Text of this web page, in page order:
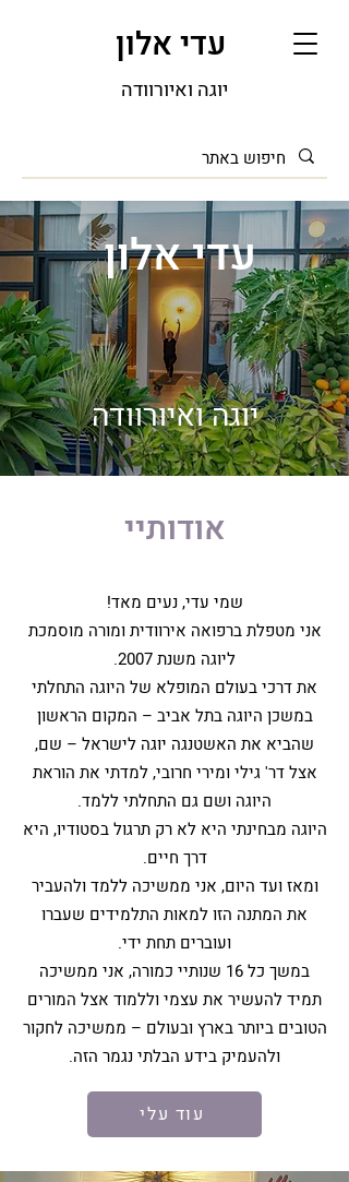
יוגה ואיורוודה
עדי אלון
יוגה ואיורוודה
אודותיי
שמי עדי, נעים מאד!
אני מטפלת ברפואה אירוודית ומורה מוסמכת
ליוגה משנת 2007.
את דרכי בעולם המופלא של היוגה התחלתי
במשכן היוגה בתל אביב – המקום הראשון
שהביא את האשטנגה יוגה לישראל – שם,
אצל דר' גילי ומירי חרובי, למדתי את הוראת
היוגה ושם גם התחלתי ללמד.
היוגה מבחינתי היא לא רק תרגול בסטודיו, היא
דרך חיים.
ומאז ועד היום, אני ממשיכה ללמד ולהעביר
את המתנה הזו למאות התלמידים שעברו
ועוברים תחת ידי.
במשך כל 16 שנותיי כמורה, אני ממשיכה
תמיד להעשיר את עצמי וללמוד אצל המורים
הטובים ביותר בארץ ובעולם – ממשיכה לחקור
ולהעמיק בידע הבלתי נגמר הזה.
עוד עלי